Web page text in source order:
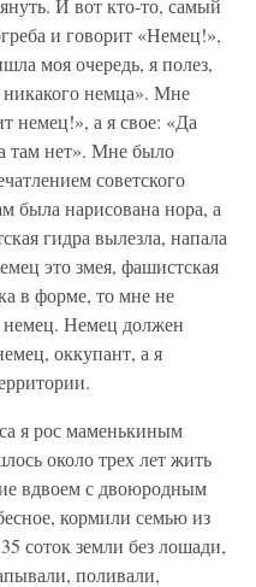
И вот кто-то, самый
и говорит «Немец!»,
моя очередь, я полез,
немца». Мне
немец!», а я свое: «Да
там нет». Мне было
советского
была нарисована нора, а
гидра вылезла, напала
это змея, фашистская
в форме, то мне не
немец. Немец должен
оккупант, а я
я рос маменькиным
около трех лет жить
вдвоем с двоюродным
кормили семью из
соток земли без лошади,
поливали,